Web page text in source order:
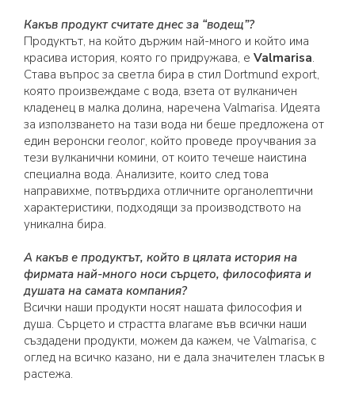
Какъв продукт считате днес за “водещ”?
Продуктът, на който държим най-много и който има
красива история, която го придружава, е Valmarisa.
Става въпрос за светла бира в стил Dortmund export,
която произвеждаме с вода, взета от вулканичен
кладенец в малка долина, наречена Valmarisa. Идеята
за използването на тази вода ни беше предложена от
един веронски геолог, който проведе проучвания за
тези вулканични комини, от които течеше наистина
специална вода. Анализите, които след това
направихме, потвърдиха отличните органолептични
характеристики, подходящи за производството на
уникална бира.
А какъв е продуктът, който в цялата история на
фирмата най-много носи сърцето, философията и
душата на самата компания?
Всички наши продукти носят нашата философия и
душа. Сърцето и страстта влагаме във всички наши
създадени продукти, можем да кажем, че Valmarisa, с
оглед на всичко казано, ни е дала значителен тласък в
растежа.